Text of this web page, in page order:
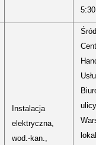
Instalacja
elektryczna,
wod.-kan.,
ulicy